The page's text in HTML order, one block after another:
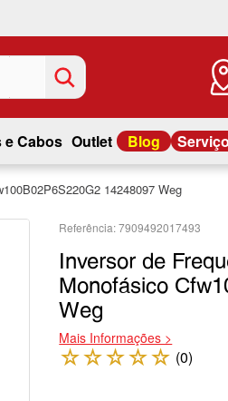
e Cabos Outlet Blog
14248097 Weg
7909492017493
Inversor de
Monofásico
Weg
Mais Informações >
☆☆☆☆☆ (0)